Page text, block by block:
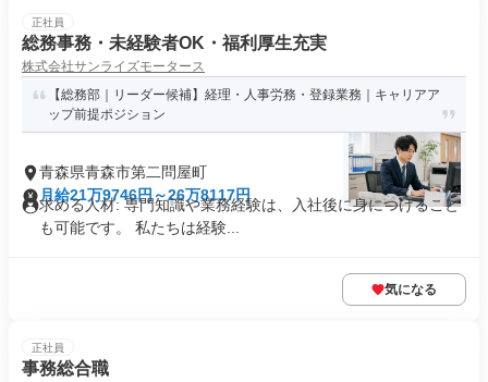
正社員
総務事務・未経験者OK・福利厚生充実
株式会社サンライズモータース
【総務部｜リーダー候補】経理・人事労務・登録業務｜キャリアア
ップ前提ポジション
青森県青森市第二問屋町
月給21万9746円～26万8117円
求める人材: 専門知識や業務経験は、入社後に身につけること
も可能です。 私たちは経験...
気になる
正社員
事務総合職